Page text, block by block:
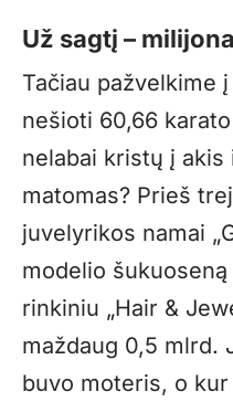
Už sagtį –
Tačiau pažvelkime
nešioti 60,66
nelabai kristų į
matomas? Prieš
juvelyrikos namai
modelio
rinkiniu „Hair &
maždaug 0,5 mlrd.
buvo moteris, o